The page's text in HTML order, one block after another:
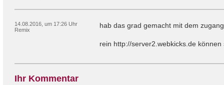
14.08.2016, um 17:26 Uhr
Remix
hab das grad gemacht mit dem
rein http://server2.webkicks.de
Ihr Kommentar